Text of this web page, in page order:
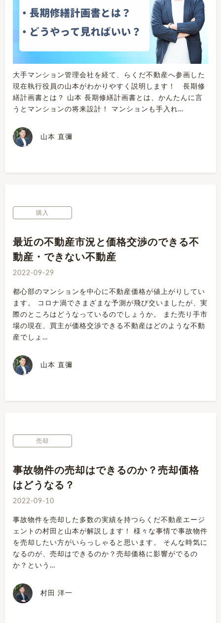
大手マンション管理会社を経て、らくだ不動産へ参画した
現在執行役員の山本がわかりやすく説明します！ 長期修
繕計画書とは？ 山本 長期修繕計画書とは、かんたんに言
うとマンションの将来設計！ マンションも手入れ…
山本 直彌
購入
最近の不動産市況と価格交渉のできる不
動産・できない不動産
2022-09-29
都心部のマンションを中心に不動産価格が値上がりしてい
ます。 コロナ渦でさまざまな予測が飛び交いましたが、実
際のところはどうなっているのでしょうか。 また売り手市
場の現在、買主が価格交渉できる不動産はどのような不動
産でしょ…
山本 直彌
売却
事故物件の売却はできるのか？売却価格
はどうなる？
2022-09-10
事故物件を売却した多数の実績を持つらくだ不動産エージ
ェントの村田と山本が解説します！ 様々な事情で事故物件
を売却したい方がいらっしゃると思います。 そんな時気に
なるのが、売却はできるのか？売却価格に影響がでるの
か？という…
村田 洋一